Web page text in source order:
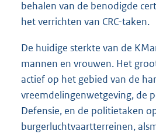
behalen van de benodigde
het verrichten van CRC-taken.
De huidige sterkte van de
mannen en vrouwen. Het
actief op het gebied van de
vreemdelingenwetgeving, de
Defensie, en de politietaken
burgerluchtvaartterreinen,